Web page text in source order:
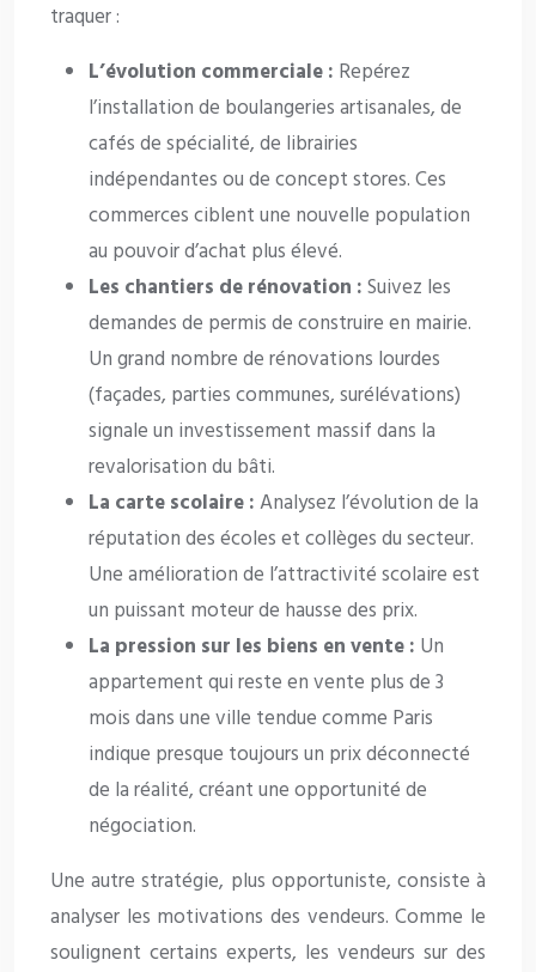
traquer :
L’évolution commerciale : Repérez
l’installation de boulangeries artisanales, de
cafés de spécialité, de librairies
indépendantes ou de concept stores. Ces
commerces ciblent une nouvelle population
au pouvoir d’achat plus élevé.
Les chantiers de rénovation :Suivez les
demandes de permis de construire en mairie.
Un grand nombre de rénovations lourdes
(façades, parties communes, surélévations)
signale un investissement massif dans la
revalorisation du bâti.
La carte scolaire :Analysez l’évolution de la
réputation des écoles et collèges du secteur.
Une amélioration de l’attractivité scolaire est
un puissant moteur de hausse des prix.
La pression sur les biens en vente : Un
appartement qui reste en vente plus de 3
mois dans une ville tendue comme Paris
indique presque toujours un prix déconnecté
de la réalité, créant une opportunité de
négociation.
Une autre stratégie, plus opportuniste, consiste à
analyser les motivations des vendeurs. Comme le
soulignent certains experts, les vendeurs sur des